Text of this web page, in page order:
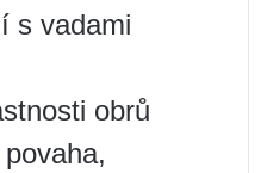
s vadami
obrů